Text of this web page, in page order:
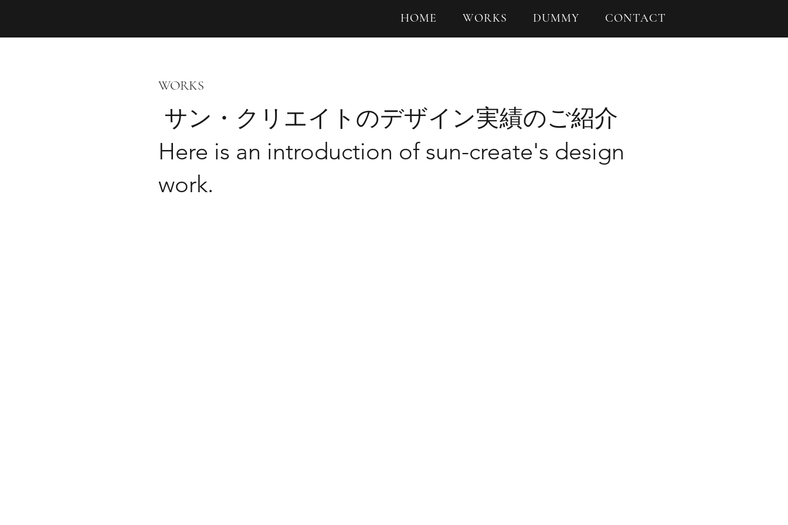
HOME WORKS DUMMY CONTACT
WORKS
サン・クリエイトのデザイン実績のご紹介
Here is an introduction of sun-create's design
work.